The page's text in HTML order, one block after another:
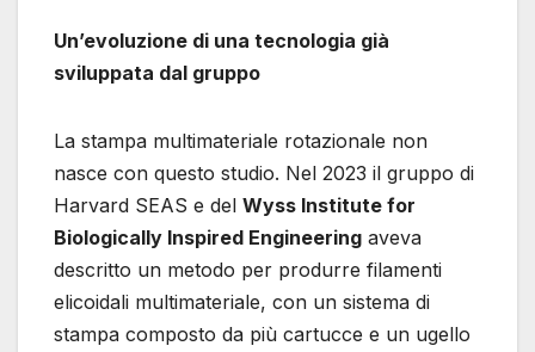
Un’evoluzione di una tecnologia già
sviluppata dal gruppo
La stampa multimateriale rotazionale non
nasce con questo studio. Nel 2023 il gruppo di
Harvard SEAS e del Wyss Institute for
Biologically Inspired Engineering aveva
descritto un metodo per produrre filamenti
elicoidali multimateriale, con un sistema di
stampa composto da più cartucce e un ugello